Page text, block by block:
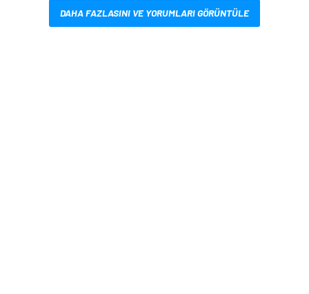
DAHA FAZLASINI VE YORUMLARI GÖRÜNTÜLE